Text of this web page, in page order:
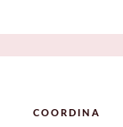
COORDINA